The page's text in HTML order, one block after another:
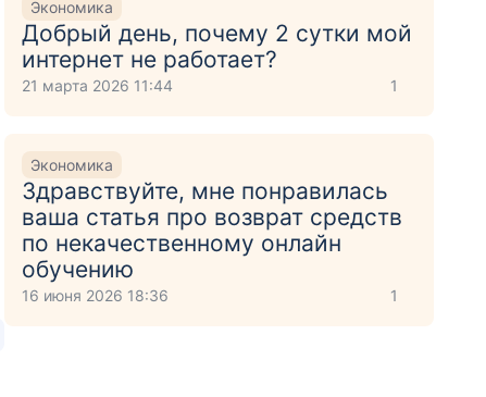
Экономика
Добрый день, почему 2 сутки мой
интернет не работает?
21 марта 2026 11:44 1
Экономика
Здравствуйте, мне понравилась
ваша статья про возврат средств
по некачественному онлайн
обучению
16 июня 2026 18:36 1